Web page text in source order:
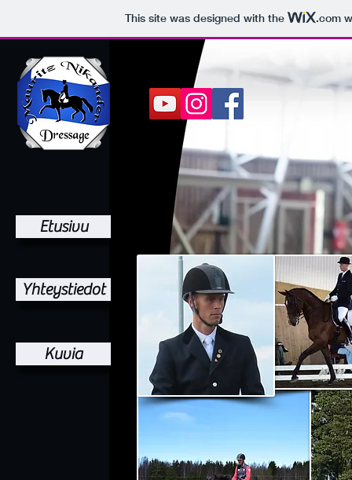
This site was designed with the .com
Etusivu
Yhteystiedot
Kuvia